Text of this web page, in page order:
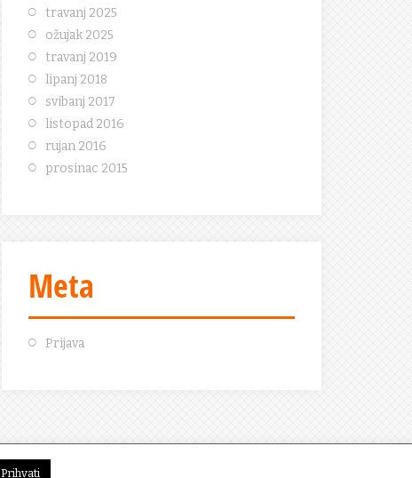
travanj 2025
ožujak 2025
travanj 2019
lipanj 2018
svibanj 2017
listopad 2016
rujan 2016
prosinac 2015
Meta
Prijava
Prihvati